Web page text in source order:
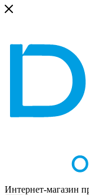
Интернет-магазин